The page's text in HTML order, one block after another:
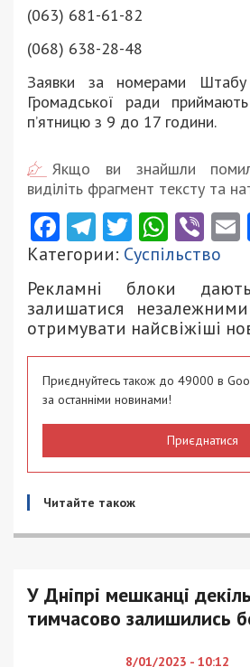
(063) 681-61-82
(068) 638-28-48
Заявки за номерами Штабу
Громадської ради
п’ятницю з 9 до 17 години.
Якщо ви знайшли
виділіть фрагмент тексту та
Facebook
Telegram
Twitter
Категории: Суспільство
Рекламні блоки
залишатися
отримувати найсвіжіші
Приєднуйтесь також до 49000 в
за останніми новинами!
Приєднатися
Читайте також
У Дніпрі мешканці
тимчасово залишились
8/01/2023 - 10:12